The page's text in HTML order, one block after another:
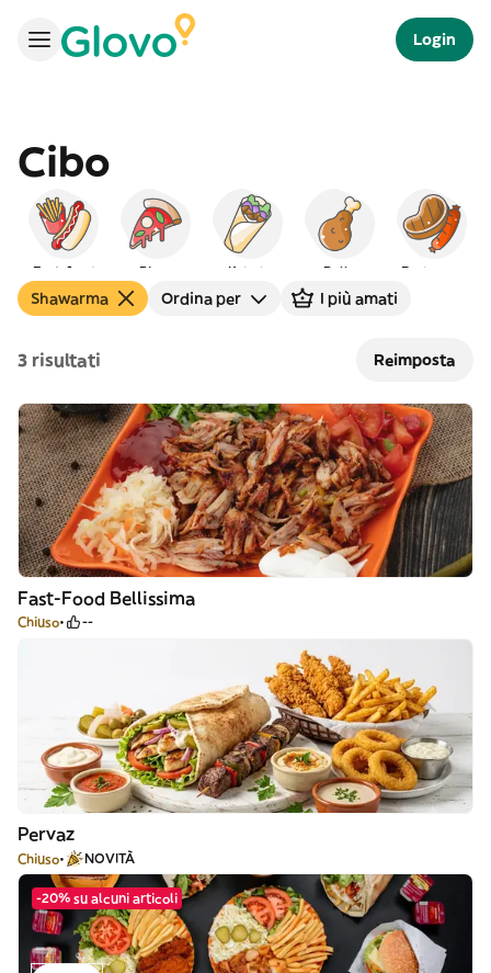
Login
Cibo
Fast-food Pizza Kebab Pollo Barbecue
Shawarma Ordina per I più amati
3 risultati Reimposta
Fast-Food Bellissima
Chiuso --
Pervaz
Chiuso NOVITÀ
-20% su alcuni articoli